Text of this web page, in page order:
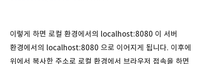
이렇게 하면 로컬 환경에서의 localhost:8080 이 서버
환경에서의 localhost:8080 으로 이어지게 됩니다. 이후에
위에서 복사한 주소로 로컬 환경에서 브라우저 접속을 하면